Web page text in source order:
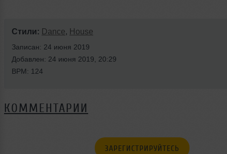
Стили: Dance, House
Записан: 24 июня 2019
Добавлен: 24 июня 2019, 20:29
BPM: 124
КОММЕНТАРИИ
ЗАРЕГИСТРИРУЙТЕСЬ